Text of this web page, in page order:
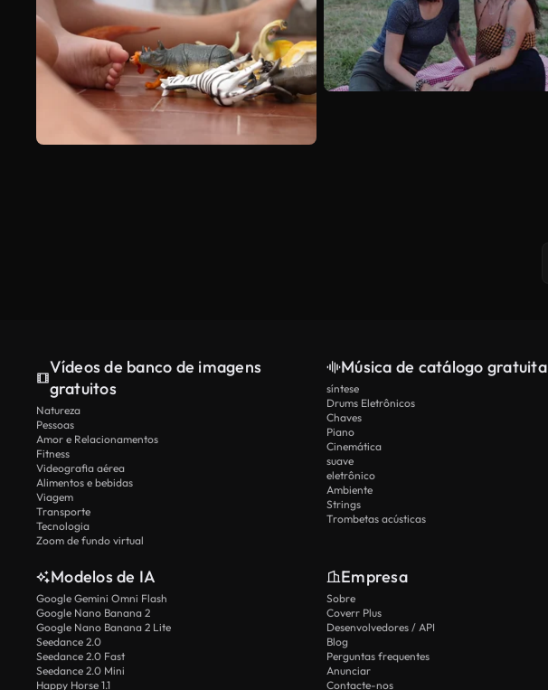
Vídeos de banco de imagens
gratuitos
Natureza
Pessoas
Amor e Relacionamentos
Fitness
Videografia aérea
Alimentos e bebidas
Viagem
Transporte
Tecnologia
Zoom de fundo virtual
Música de catálogo gratuita
síntese
Drums Eletrônicos
Chaves
Piano
Cinemática
suave
eletrônico
Ambiente
Strings
Trombetas acústicas
Modelos de IA
Google Gemini Omni Flash
Google Nano Banana 2
Google Nano Banana 2 Lite
Seedance 2.0
Seedance 2.0 Fast
Seedance 2.0 Mini
Happy Horse 1.1
Empresa
Sobre
Coverr Plus
Desenvolvedores / API
Blog
Perguntas frequentes
Anunciar
Contacte-nos